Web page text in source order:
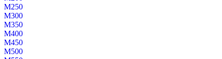
М250
М300
М350
М400
М450
М500